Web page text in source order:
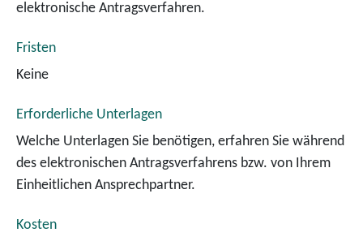
elektronische Antragsverfahren.
Fristen
Keine
Erforderliche Unterlagen
Welche Unterlagen Sie benötigen, erfahren Sie während
des elektronischen Antragsverfahrens bzw. von Ihrem
Einheitlichen Ansprechpartner.
Kosten